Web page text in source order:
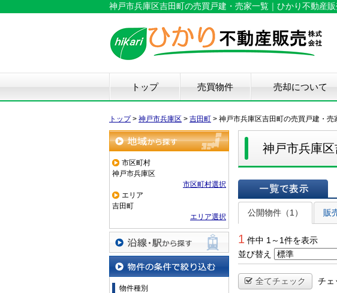
神戸市兵庫区吉田町の売買戸建・売家一覧｜ひかり不動産
トップ 売買物件
新築戸建て
中古戸建て
マンション
土地
売却について
仲介手数料50%OFF
物件無料査定
中古住宅瑕疵保証
住宅設備検査保証
リペア・メンテナン
ハウスクリーニング
不用品撤去サービス
トップ> 神戸市兵庫区 > 吉田町 > 神戸市兵庫区吉田町の売買戸建・売
地域から探す
市区町村
神戸市兵庫区
市区町村選択
エリア
吉田町
エリア選択
沿線・駅から探す
物件の条件で絞り込む
物件種別
神戸市兵庫
一覧で表示
公開物件（1）
販
1 件中 1～1件を表示
並び替え
全てチェック チェ